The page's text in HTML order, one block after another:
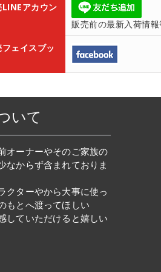
アカウン
販売前の最新入荷情報
ェイスブッ
いて
オーナーやそのご家族の
なからず含まれておりま
クターやから大事に使っ
もとへ渡ってほしい
していただけると嬉しい